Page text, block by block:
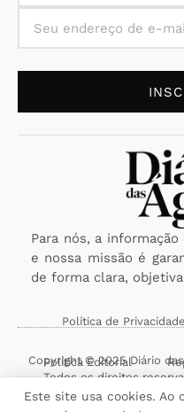
Para nós, a
e nossa missão é
de forma clara,
Política de Privacidade
Política Editorial
Copyright © 2025 Diário
Todos os direitos
Este site usa cookies.